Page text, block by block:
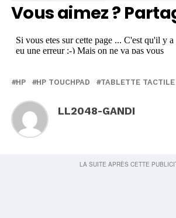
Vous aimez ?
HP HP TOUCHPAD TABLETTE TACTILE
LL2048-GANDI